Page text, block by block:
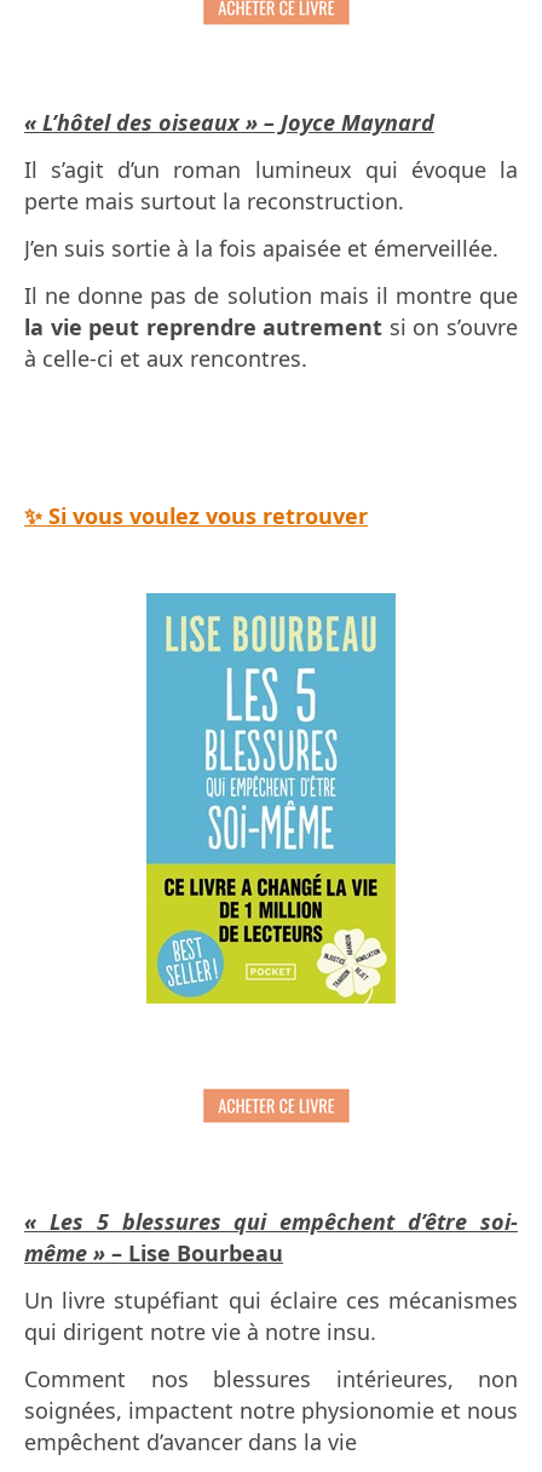
« L’hôtel des oiseaux » – Joyce Maynard
Il s’agit d’un roman lumineux qui évoque la
perte mais surtout la reconstruction.
J’en suis sortie à la fois apaisée et émerveillée.
Il ne donne pas de solution mais il montre que
la vie peut reprendre autrement si on s’ouvre
à celle-ci et aux rencontres.
✨ Si vous voulez vous retrouver
« Les 5 blessures qui empêchent d’être soi-
même » – Lise Bourbeau
Un livre stupéfiant qui éclaire ces mécanismes
qui dirigent notre vie à notre insu.
Comment nos blessures intérieures, non
soignées, impactent notre physionomie et nous
empêchent d’avancer dans la vie